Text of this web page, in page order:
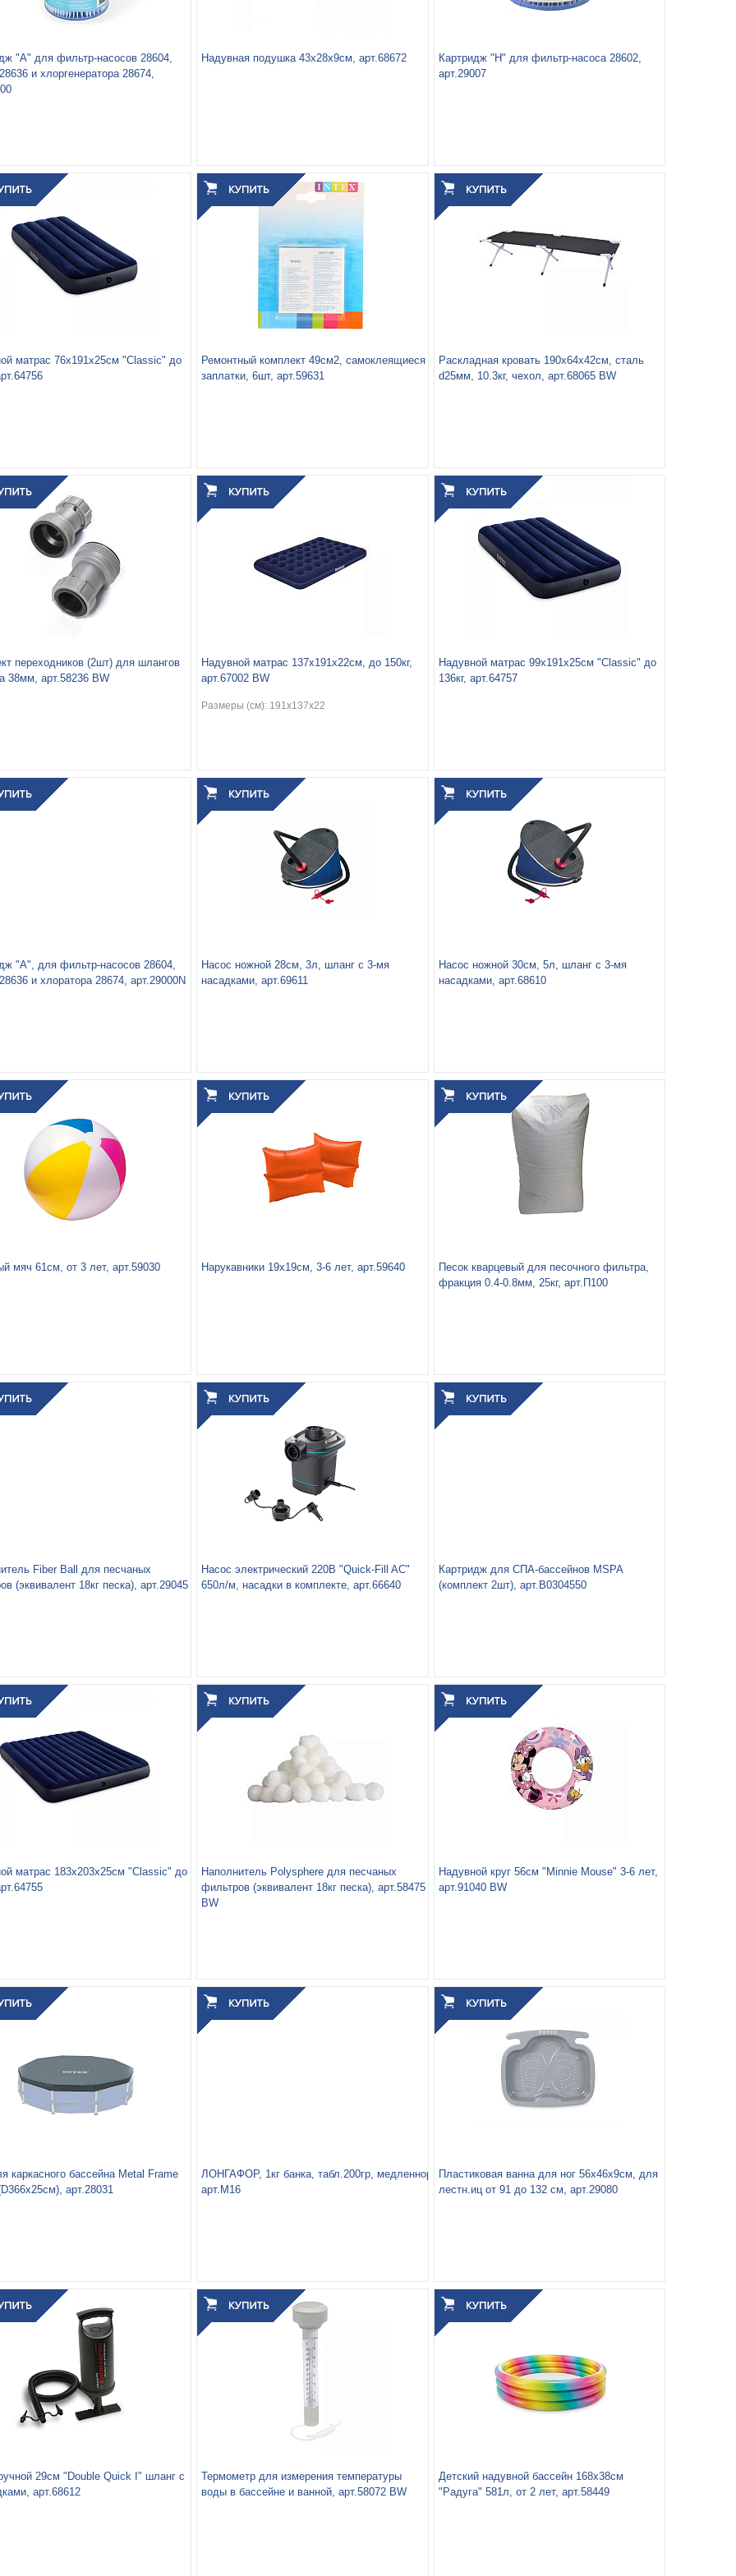
"А" для фильтр-насосов 28604,
и хлоргенератора 28674,
Надувная подушка 43х28х9см, арт.68672
Вес упаковки, кг:
Объём упаковки, м :0.001
Картридж "H" для фильтр-насоса 28602,
арт.29007
матрас 76х191х25см "Classic" до
кг:
упаковки, м3:0.007
Ремонтный комплект 49см2, самоклеящиеся
заплатки, 6шт, арт.59631
Вес упаковки, кг:
Объём упаковки, м
Раскладная кровать 190х64х42см, сталь
d25мм, 10.3кг, чехол, арт.68065 BW
Вес упаковки, кг:
Объём упаковки, м
переходников (2шт) для шлангов
38мм, арт.58236 BW
кг:
упаковки, м
Надувной матрас 137х191х22см, до 150кг,
арт.67002 BW
Размеры (см): 191x137x22
Высота:
Число спальных мест:
Вес упаковки, кг:
Объём упаковки, м : 0.011
Надувной матрас 99х191х25см "Classic" до
136кг, арт.64757
Высота:
Вес упаковки, кг:
Объём упаковки, м
"А", для фильтр-насосов 28604,
и хлоратора 28674, арт.29000N
Насос ножной 28см, 3л, шланг с 3-мя
насадками, арт.69611
Вес упаковки, кг:
Объём упаковки, м
Насос ножной 30см, 5л, шланг с 3-мя
насадками, арт.68610
Вес упаковки, кг:
Объём упаковки, м3:0.006
мяч 61см, от 3 лет, арт.59030
кг:
упаковки, м
Нарукавники 19х19см, 3-6 лет, арт.59640
Вес упаковки, кг:
Объём упаковки, м
Песок кварцевый для песочного фильтра,
фракция 0.4-0.8мм, 25кг, арт.П100
Fiber Ball для песчаных
(эквивалент 18кг песка), арт.29045
Насос электрический 220В "Quick-Fill AC"
650л/м, насадки в комплекте, арт.66640
Вес упаковки, кг:
Объём упаковки, м
Картридж для СПА-бассейнов MSPA
(комплект 2шт), арт.B0304550
матрас 183х203х25см "Classic" до
кг:
упаковки, м
Наполнитель Polysphere для песчаных
фильтров (эквивалент 18кг песка), арт.58475
BW
Надувной круг 56см "Minnie Mouse" 3-6 лет,
арт.91040 BW
Вес упаковки, кг:
Объём упаковки, м
каркасного бассейна Metal Frame
арт.28031
кг:
упаковки, м
0.01
ЛОНГАФОР, 1кг банка, табл.200гр, медленнорастворимый хлор для непрерывной дезинфекции воды,
арт.М16
Пластиковая ванна для ног 56х46х9см, для
лестн.иц от 91 до 132 см, арт.29080
Вес упаковки, кг:
Объём упаковки, м
29см "Double Quick I" шланг с
арт.68612
Термометр для измерения температуры
воды в бассейне и ванной, арт.58072 BW
Детский надувной бассейн 168х38см
"Радуга" 581л, от 2 лет, арт.58449